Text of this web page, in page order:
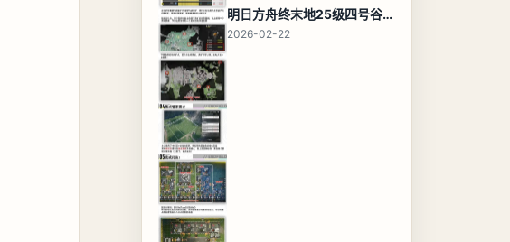
明日方舟终末地25级四号谷地基地蓝图，高效布局规划
2026-02-22